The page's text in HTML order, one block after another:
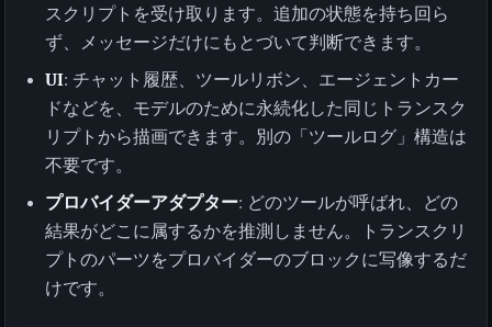
スクリプトを受け取ります。追加の状態を持ち回ら
ず、メッセージだけにもとづいて判断できます。
UI: チャット履歴、ツールリボン、エージェントカー
ドなどを、モデルのために永続化した同じトランスク
リプトから描画できます。別の「ツールログ」構造は
不要です。
プロバイダーアダプター: どのツールが呼ばれ、どの
結果がどこに属するかを推測しません。トランスクリ
プトのパーツをプロバイダーのブロックに写像するだ
けです。